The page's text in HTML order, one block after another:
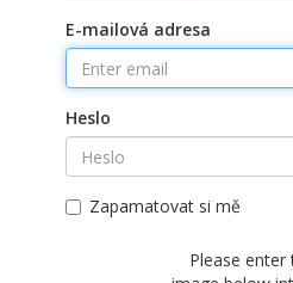
E-mailová adresa
Heslo
Zapamatovat si mě
Please